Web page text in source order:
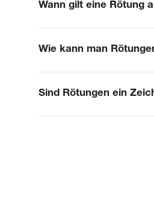
Wann gilt eine Rötung
Wie kann man
Sind Rötungen ein